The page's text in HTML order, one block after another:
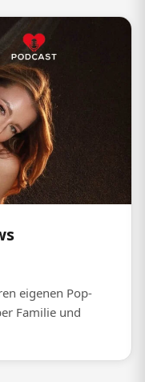
eigenen Pop-
Familie und